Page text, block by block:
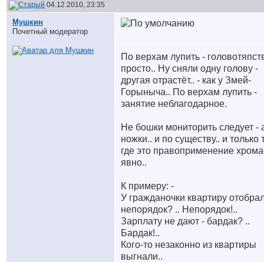
04.12.2010, 23:35
Мушкин
Почетный модератор
По верхам лупить -
просто.. Ну сняли одну голову -
другая отрастёт.. - как у Змей-
Горыныча.. По верхам лупить -
занятие неблагодарное.
Не бошки мониторить следует -
ножки.. и по существу.. и только
где это правоприменение
явно..
К примеру: -
У гражданочки квартиру
непорядок? .. Непорядок!..
Зарплату не дают - бардак? ..
Бардак!..
Кого-то незаконно из квартиры
выгнали..